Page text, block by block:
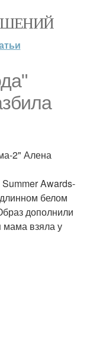
2" Алена
Awards-
белом
дополнили
мама взяла у